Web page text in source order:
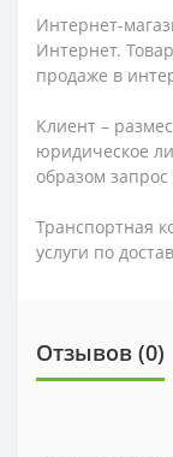
Интернет-
Интернет.
продаже в
Клиент –
юридическое
образом
Транспортная
услуги по
Отзывов (0)